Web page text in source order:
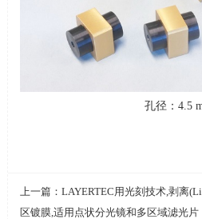
孔径：4.5
上一篇： LAYERTEC用光刻技术,剥离
区镀膜,适用点状分光镜和多区域滤光片